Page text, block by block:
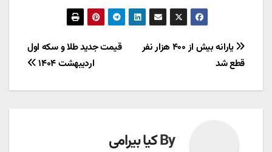
راهبری
نوشته
قیمت جدید طلا و سکه اول
اردیبهشت ۱۴۰۴
یارانه بیش از ۴۰۰ هزار نفر
قطع شد
Byکیا بیرامی